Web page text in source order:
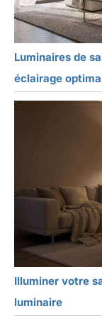
Luminaires de
éclairage
Illuminer votre
luminaire